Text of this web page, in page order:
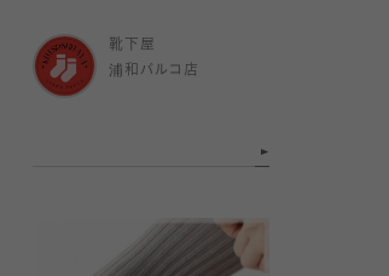
靴下屋
浦和パルコ店